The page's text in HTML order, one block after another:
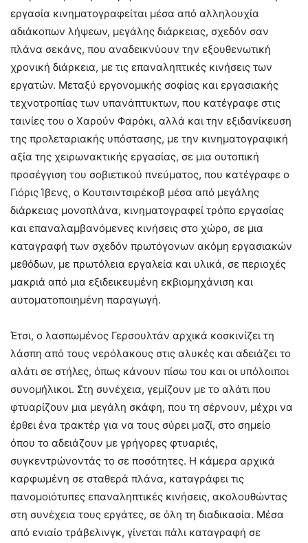
εργασία κινηματογραφείται μέσα από αλληλουχία
αδιάκοπων λήψεων, μεγάλης διάρκειας, σχεδόν σαν
πλάνα σεκάνς, που αναδεικνύουν την εξουθενωτική
χρονική διάρκεια, με τις επαναληπτικές κινήσεις των
εργατών. Μεταξύ εργονομικής σοφίας και εργασιακής
τεχνοτροπίας των υπανάπτυκτων, που κατέγραφε στις
ταινίες του ο Χαρούν Φαρόκι, αλλά και την εξιδανίκευση
της προλεταριακής υπόστασης, με την κινηματογραφική
αξία της χειρωνακτικής εργασίας, σε μια ουτοπική
προσέγγιση του σοβιετικού πνεύματος, που κατέγραφε ο
Γιόρις Ίβενς, ο Κουτσιντσιρέκοβ μέσα από μεγάλης
διάρκειας μονοπλάνα, κινηματογραφεί τρόπο εργασίας
και επαναλαμβανόμενες κινήσεις στο χώρο, σε μια
καταγραφή των σχεδόν πρωτόγονων ακόμη εργασιακών
μεθόδων, με πρωτόλεια εργαλεία και υλικά, σε περιοχές
μακριά από μια εξιδεικευμένη εκβιομηχάνιση και
αυτοματοποιημένη παραγωγή.
Έτσι, ο λασπωμένος Γερσουλτάν αρχικά κοσκινίζει τη
λάσπη από τους νερόλακους στις αλυκές και αδειάζει το
αλάτι σε στήλες, όπως κάνουν πίσω του και οι υπόλοιποι
συνομήλικοι. Στη συνέχεια, γεμίζουν με το αλάτι που
φτυαρίζουν μια μεγάλη σκάφη, που τη σέρνουν, μέχρι να
έρθει ένα τρακτέρ για να τους σύρει μαζί, στο σημείο
όπου το αδειάζουν με γρήγορες φτυαριές,
συγκεντρώνοντάς το σε ποσότητες. Η κάμερα αρχικά
καρφωμένη σε σταθερά πλάνα, καταγράφει τις
πανομοιότυπες επαναληπτικές κινήσεις, ακολουθώντας
στη συνέχεια τους εργάτες, σε όλη τη διαδικασία. Μέσα
από ενιαίο τράβελινγκ, γίνεται πάλι καταγραφή σε